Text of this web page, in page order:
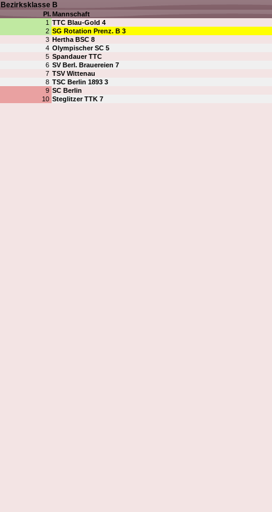
Bezirksklasse B
Pl.Mannschaft
1 TTC Blau-Gold 4
2 SG Rotation Prenz. B 3
3 Hertha BSC 8
4 Olympischer SC 5
5 Spandauer TTC
6 SV Berl. Brauereien 7
7 TSV Wittenau
8 TSC Berlin 1893 3
9 SC Berlin
10 Steglitzer TTK 7